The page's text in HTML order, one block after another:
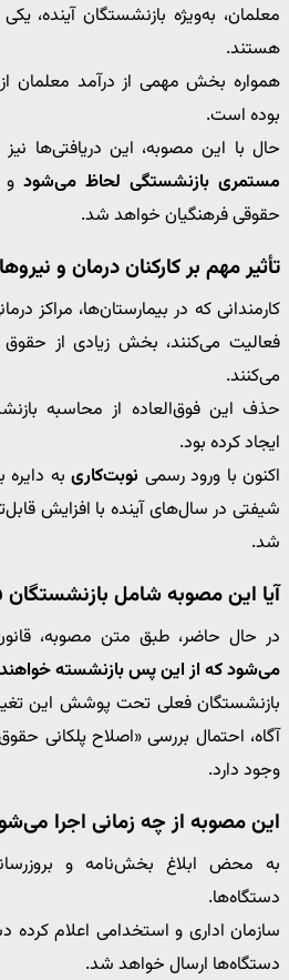
معلمان، به‌ویژه بازنشستگان آینده،
هستند.
همواره بخش مهمی از درآمد معلمان
بوده است.
حال با این مصوبه، این دریافتی‌ها نیز
مستمری بازنشستگی لحاظ می‌شود و
حقوقی فرهنگیان خواهد شد.
تأثیر مهم بر کارکنان درمان و
فعالیت می‌کنند، بخش زیادی از حقوق
می‌کنند.
حذف این فوق‌العاده از محاسبه
ایجاد کرده بود.
اکنون با ورود رسمی نوبت‌کاری به
شیفتی در سال‌های آینده با افزایش
شد.
آیا این مصوبه شامل
در حال حاضر، طبق متن مصوبه،
می‌شود که از این پس بازنشسته
بازنشستگان فعلی تحت پوشش این
آگاه، احتمال بررسی «اصلاح پلکانی
وجود دارد.
این مصوبه از چه زمانی اجرا
به محض ابلاغ بخش‌نامه و
دستگاه‌ها.
سازمان اداری و استخدامی اعلام کرده
دستگاه‌ها ارسال خواهد شد.